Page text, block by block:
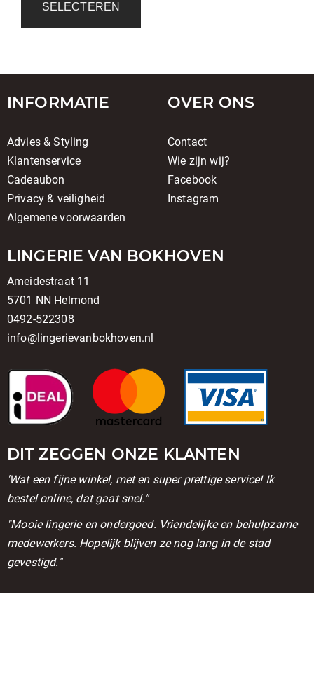
SELECTEREN
INFORMATIE
Advies & Styling
Klantenservice
Cadeaubon
Privacy & veiligheid
Algemene voorwaarden
OVER ONS
Contact
Wie zijn wij?
Facebook
Instagram
LINGERIE VAN BOKHOVEN
Ameidestraat 11
5701 NN Helmond
0492-522308
info@lingerievanbokhoven.nl
DIT ZEGGEN ONZE KLANTEN
'Wat een fijne winkel, met en super prettige service! Ik
bestel online, dat gaat snel."
''Mooie lingerie en ondergoed. Vriendelijke en behulpzame
medewerkers. Hopelijk blijven ze nog lang in de stad
gevestigd."